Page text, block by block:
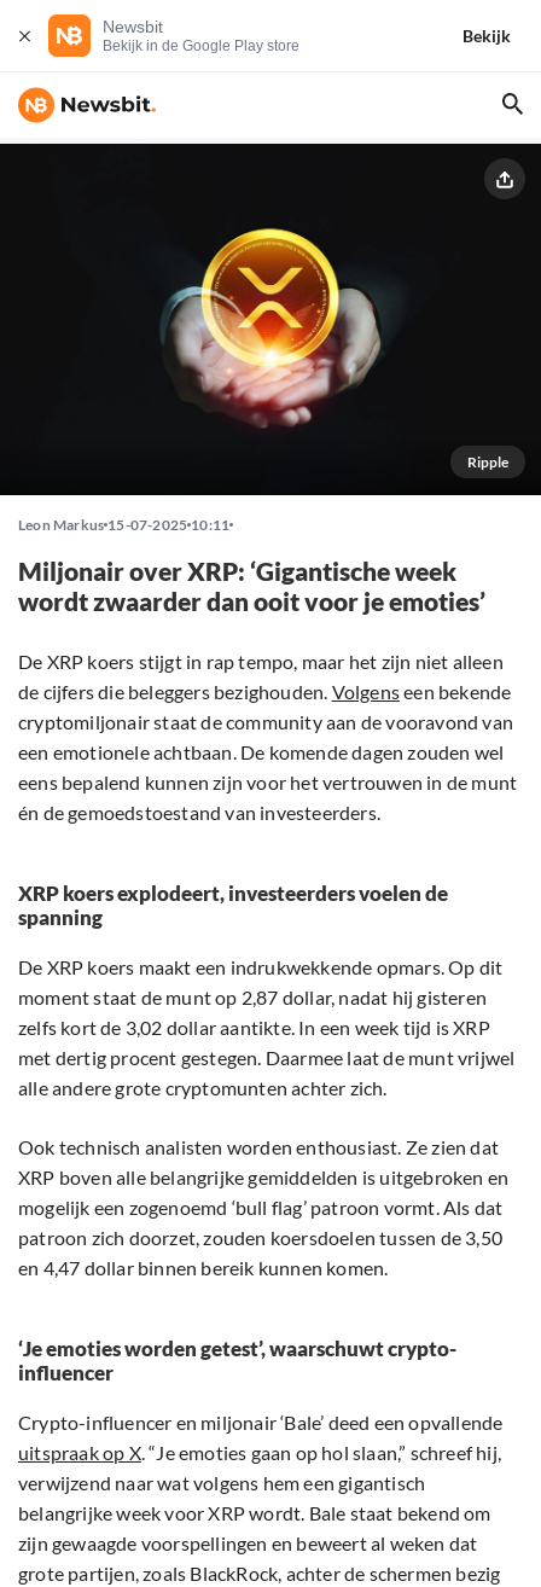
Newsbit
Bekijk in de Google Play store
Bekijk
Ripple
Leon Markus 15-07-2025 10:11
Miljonair over XRP: ‘Gigantische week
wordt zwaarder dan ooit voor je emoties’
De XRP koers stijgt in rap tempo, maar het zijn niet alleen
de cijfers die beleggers bezighouden. Volgenseen bekende
cryptomiljonair staat de community aan de vooravond van
een emotionele achtbaan. De komende dagen zouden wel
eens bepalend kunnen zijn voor het vertrouwen in de munt
én de gemoedstoestand van investeerders.
XRP koers explodeert, investeerders voelen de
spanning
De XRP koers maakt een indrukwekkende opmars. Op dit
moment staat de munt op 2,87 dollar, nadat hij gisteren
zelfs kort de 3,02 dollar aantikte. In een week tijd is XRP
met dertig procent gestegen. Daarmee laat de munt vrijwel
alle andere grote cryptomunten achter zich.
Ook technisch analisten worden enthousiast. Ze zien dat
XRP boven alle belangrijke gemiddelden is uitgebroken en
mogelijk een zogenoemd ‘bull flag’ patroon vormt. Als dat
patroon zich doorzet, zouden koersdoelen tussen de 3,50
en 4,47 dollar binnen bereik kunnen komen.
‘Je emoties worden getest’, waarschuwt crypto-
influencer
Crypto-influencer en miljonair ‘Bale’ deed een opvallende
uitspraak op X. “Je emoties gaan op hol slaan,” schreef hij,
verwijzend naar wat volgens hem een gigantisch
belangrijke week voor XRP wordt. Bale staat bekend om
zijn gewaagde voorspellingen en beweert al weken dat
grote partijen, zoals BlackRock, achter de schermen bezig